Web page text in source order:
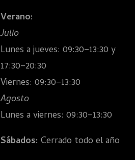
Verano:
Julio
Lunes a jueves: 09:30–13:30 y
17:30–20:30
Viernes: 09:30–13:30
Agosto
Lunes a viernes: 09:30–13:30
Sábados: Cerrado todo el año